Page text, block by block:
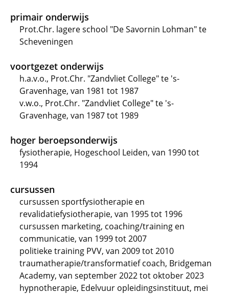
primair onderwijs
Prot.Chr. lagere school "De Savornin Lohman" te
Scheveningen
voortgezet onderwijs
h.a.v.o., Prot.Chr. "Zandvliet College" te 's-
Gravenhage, van 1981 tot 1987
v.w.o., Prot.Chr. "Zandvliet College" te 's-
Gravenhage, van 1987 tot 1989
hoger beroepsonderwijs
fysiotherapie, Hogeschool Leiden, van 1990 tot
1994
cursussen
cursussen sportfysiotherapie en
revalidatiefysiotherapie, van 1995 tot 1996
cursussen marketing, coaching/training en
communicatie, van 1999 tot 2007
politieke training PVV, van 2009 tot 2010
traumatherapie/transformatief coach, Bridgeman
Academy, van september 2022 tot oktober 2023
hypnotherapie, Edelvuur opleidingsinstituut, mei